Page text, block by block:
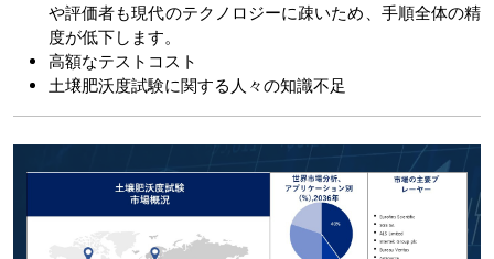
や評価者も現代のテクノロジーに疎いため、手順全体の精
度が低下します。
高額なテストコスト
土壌肥沃度試験に関する人々の知識不足